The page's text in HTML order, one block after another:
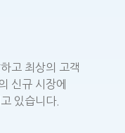
고 최상의 고객
신규 시장에
있습니다.